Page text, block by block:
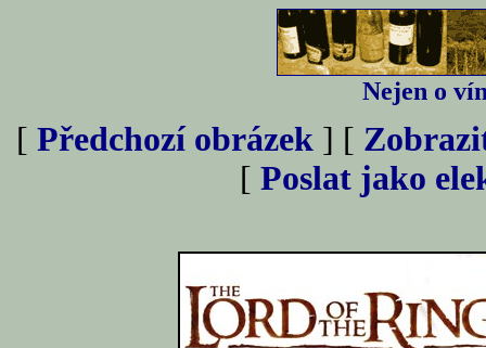
Nejen o
[ Předchozí obrázek ] [
[ Poslat jako